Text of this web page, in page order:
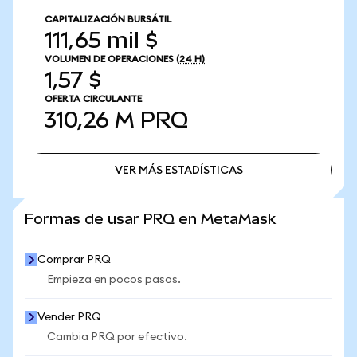
CAPITALIZACIÓN BURSÁTIL
111,65 mil $
VOLUMEN DE OPERACIONES (24 H)
1,57 $
OFERTA CIRCULANTE
310,26 M PRQ
VER MÁS ESTADÍSTICAS
Formas de usar PRQ en MetaMask
Comprar PRQ
Empieza en pocos pasos.
Vender PRQ
Cambia PRQ por efectivo.